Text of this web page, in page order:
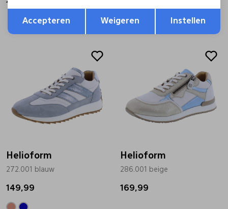
159,99
Helioform
272.001 blauw
149,99
Helioform
286.001 beige
169,99
Terug Opslaan
Accepteren Weigeren Instellen